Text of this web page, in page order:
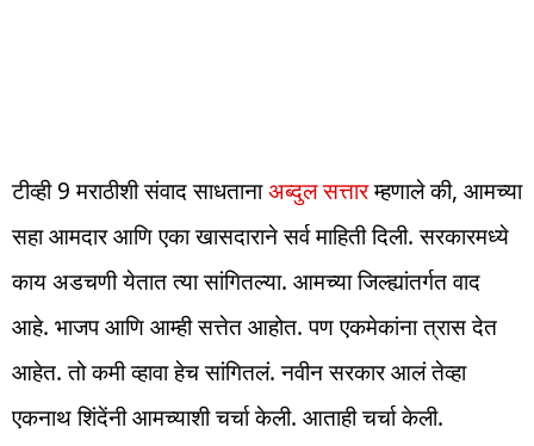
टीव्ही 9 मराठीशी संवाद साधतानाअब्दुल सत्तारम्हणाले की, आमच्या
सहा आमदार आणि एका खासदाराने सर्व माहिती दिली. सरकारमध्ये
काय अडचणी येतात त्या सांगितल्या. आमच्या जिल्ह्यांतर्गत वाद
आहे. भाजप आणि आम्ही सत्तेत आहोत. पण एकमेकांना त्रास देत
आहेत. तो कमी व्हावा हेच सांगितलं. नवीन सरकार आलं तेव्हा
एकनाथ शिंदेंनी आमच्याशी चर्चा केली. आताही चर्चा केली.